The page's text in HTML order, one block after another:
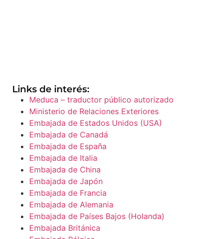
Links de interés:
Meduca – traductor público autorizado
Ministerio de Relaciones Exteriores
Embajada de Estados Unidos (USA)
Embajada de Canadá
Embajada de España
Embajada de Italia
Embajada de China
Embajada de Japón
Embajada de Francia
Embajada de Alemania
Embajada de Países Bajos (Holanda)
Embajada Británica